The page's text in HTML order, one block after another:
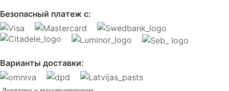
Безопасный платеж с:
Варианты доставки: